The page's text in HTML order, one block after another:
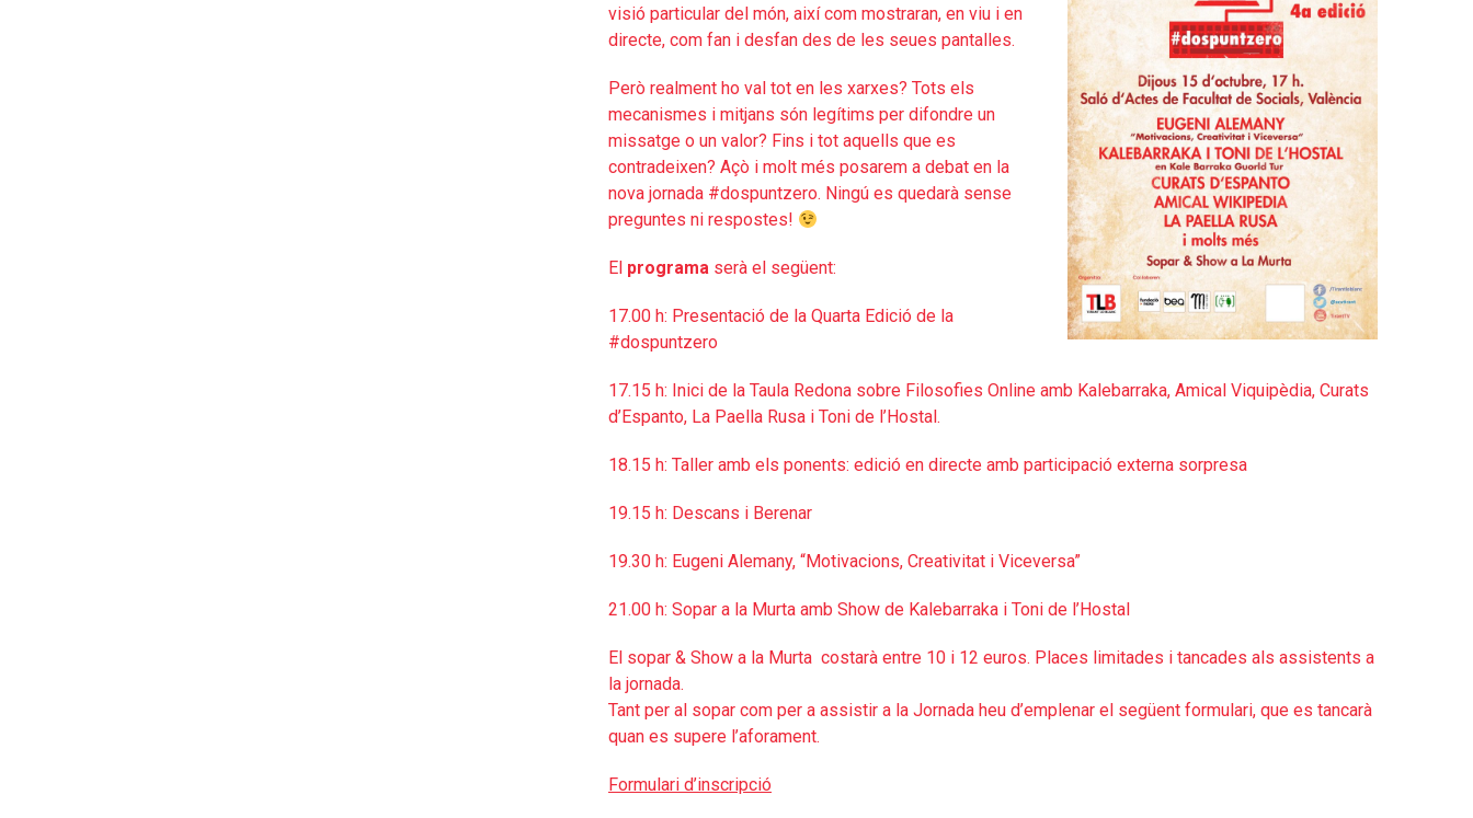
visió particular del món, així com mostraran, en viu i en
directe, com fan i desfan des de les seues pantalles.
Però realment ho val tot en les xarxes? Tots els
mecanismes i mitjans són legítims per difondre un
missatge o un valor? Fins i tot aquells que es
contradeixen? Açò i molt més posarem a debat en la
nova jornada #dospuntzero. Ningú es quedarà sense
preguntes ni respostes!
El programa serà el següent:
17.00 h: Presentació de la Quarta Edició de la
#dospuntzero
17.15 h: Inici de la Taula Redona sobre Filosofies Online amb Kalebarraka, Amical Viquipèdia, Curats
d’Espanto, La Paella Rusa i Toni de l’Hostal.
18.15 h: Taller amb els ponents: edició en directe amb participació externa sorpresa
19.15 h: Descans i Berenar
19.30 h: Eugeni Alemany, “Motivacions, Creativitat i Viceversa”
21.00 h: Sopar a la Murta amb Show de Kalebarraka i Toni de l’Hostal
El sopar & Show a la Murta costarà entre 10 i 12 euros. Places limitades i tancades als assistents a
la jornada.
Tant per al sopar com per a assistir a la Jornada heu d’emplenar el següent formulari, que es tancarà
quan es supere l’aforament.
Formulari d’inscripció